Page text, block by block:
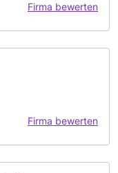
Firma bewerten
Firma bewerten